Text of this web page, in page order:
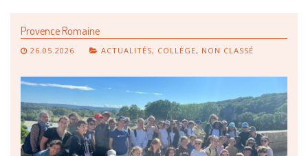
Provence Romaine
26.05.2026 ACTUALITÉS, COLLÈGE, NON CLASSÉ